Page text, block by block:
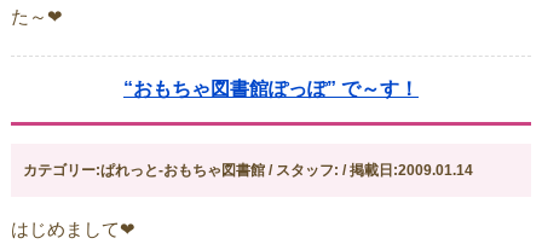
た～❤
“おもちゃ図書館ぽっぽ” で～す！
カテゴリー:ぱれっと-おもちゃ図書館 / スタッフ: / 掲載日:2009.01.14
はじめまして❤